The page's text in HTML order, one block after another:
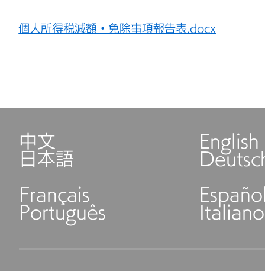
個人所得税減額・免除事項報告表.docx
中文 English
日本語
Français
Português Italiano